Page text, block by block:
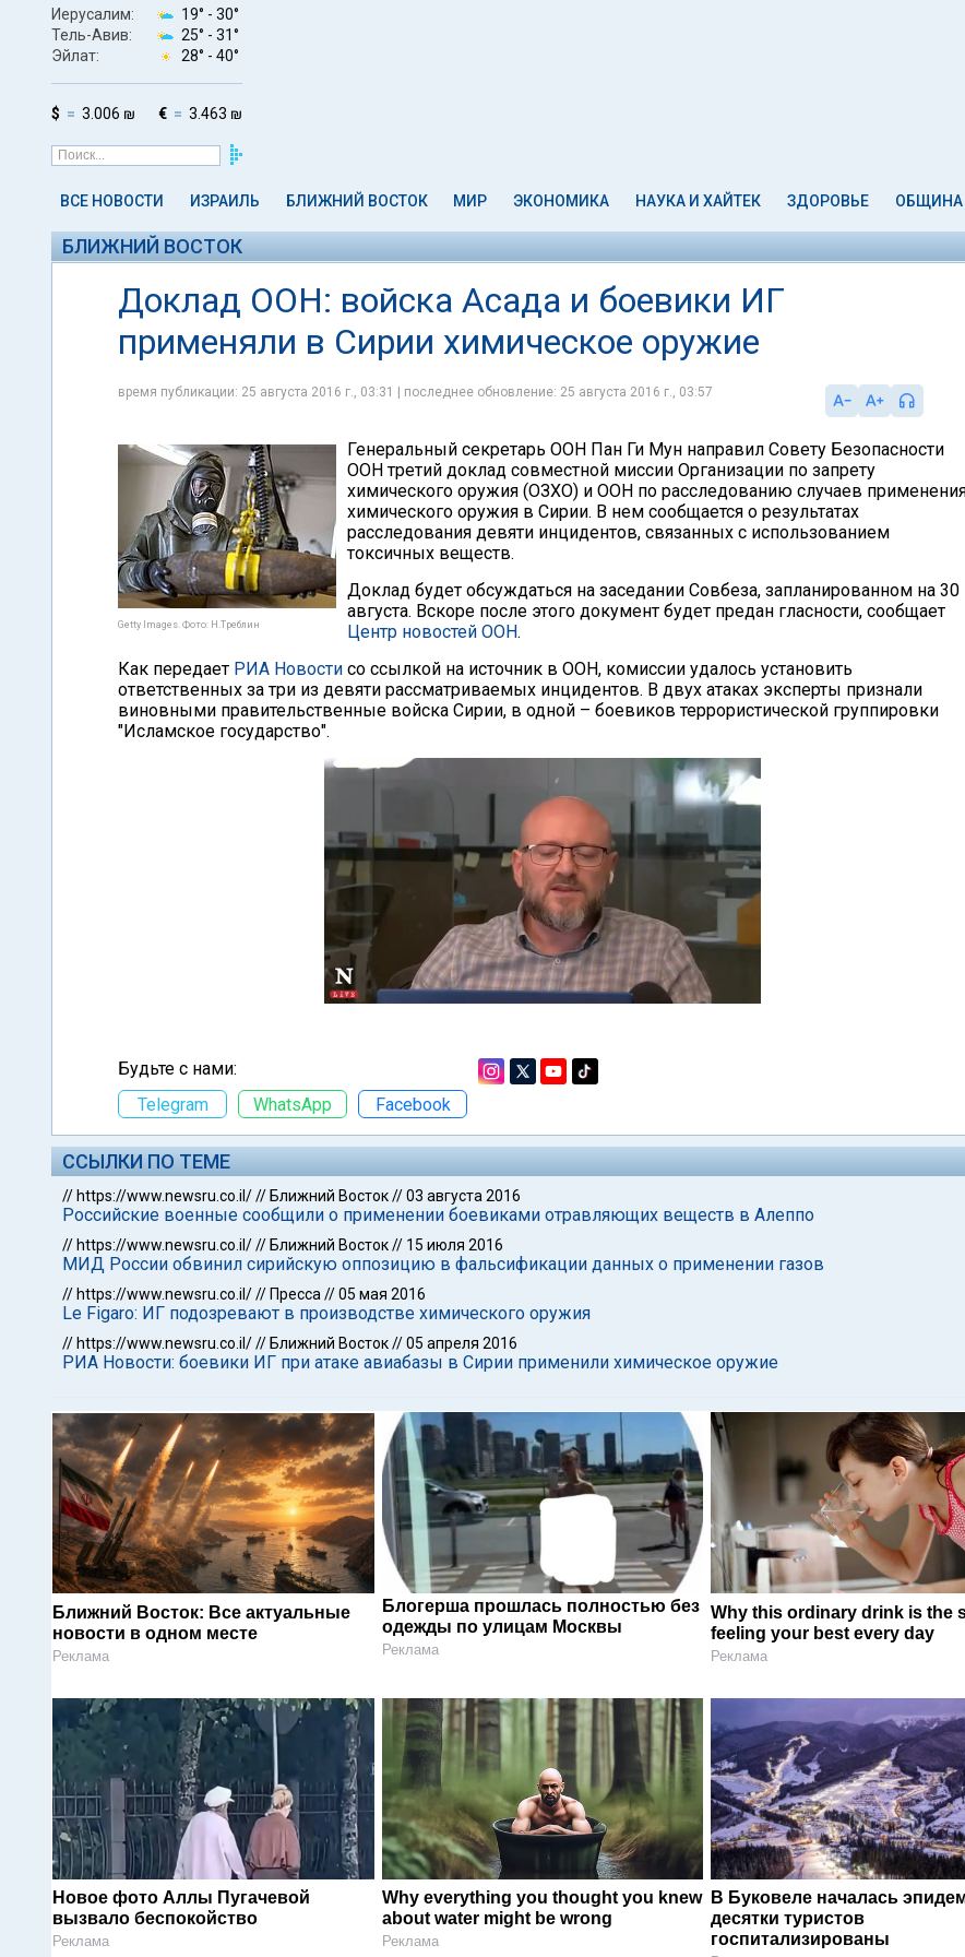
Иерусалим: 19° - 30°
Тель-Авив:
25° - 31°
Эйлат:
28° - 40°
$ 3.006 ₪ € 3.463 ₪
ВСЕ НОВОСТИ ИЗРАИЛЬ БЛИЖНИЙ ВОСТОК МИР ЭКОНОМИКА НАУКА И ХАЙТЕК ЗДОРОВЬЕ ОБЩИНА
БЛИЖНИЙ ВОСТОК
Доклад ООН: войска Асада и боевики ИГ
применяли в Сирии химическое оружие
время публикации: 25 августа 2016 г., 03:31 | последнее обновление: 25 августа 2016 г., 03:57
Getty Images. Фото: Н.Треблин
Генеральный секретарь ООН Пан Ги Мун направил Совету Безопасности
ООН третий доклад совместной миссии Организации по запрету
химического оружия (ОЗХО) и ООН по расследованию случаев
химического оружия в Сирии. В нем сообщается о результатах
расследования девяти инцидентов, связанных с использованием
токсичных веществ.
Доклад будет обсуждаться на заседании Совбеза, запланированном на 30
августа. Вскоре после этого документ будет предан гласности, сообщает
Центр новостей ООН.
Как передает РИА Новости со ссылкой на источник в ООН, комиссии удалось установить
ответственных за три из девяти рассматриваемых инцидентов. В двух атаках эксперты признали
виновными правительственные войска Сирии, в одной – боевиков террористической группировки
"Исламское государство".
Будьте с нами:
Telegram
WhatsApp Facebook
ССЫЛКИ ПО ТЕМЕ
// https://www.newsru.co.il/// Ближний Восток//03 августа 2016
Российские военные сообщили о применении боевиками отравляющих веществ в Алеппо
// https://www.newsru.co.il/// Ближний Восток// 15 июля 2016
МИД России обвинил сирийскую оппозицию в фальсификации данных о применении газов
// https://www.newsru.co.il/// Пресса //05 мая 2016
Le Figaro: ИГ подозревают в производстве химического оружия
// https://www.newsru.co.il/// Ближний Восток//05 апреля 2016
РИА Новости: боевики ИГ при атаке авиабазы в Сирии применили химическое оружие
Ближний Восток: Все актуальные
новости в одном месте
Реклама
Блогерша прошлась полностью без
одежды по улицам Москвы
Реклама
Why this ordinary drink is the
feeling your best every day
Реклама
Новое фото Аллы Пугачевой
вызвало беспокойство
Реклама
Why everything you thought you knew
about water might be wrong
Реклама
В Буковеле началась
десятки туристов
госпитализированы